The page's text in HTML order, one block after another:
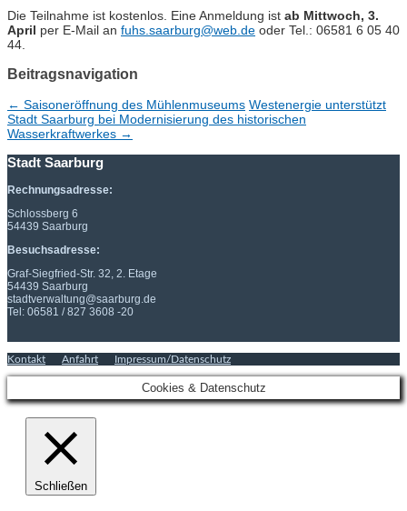
Die Teilnahme ist kostenlos. Eine Anmeldung ist ab Mittwoch, 3.
April per E-Mail an fuhs.saarburg@web.de oder Tel.: 06581 6 05 40
44.
Beitragsnavigation
← Saisoneröffnung des Mühlenmuseums Westenergie unterstützt
Stadt Saarburg bei Modernisierung des historischen
Wasserkraftwerkes →
Stadt Saarburg
Rechnungsadresse:
Schlossberg 6
54439 Saarburg
Besuchsadresse:
Graf-Siegfried-Str. 32, 2. Etage
54439 Saarburg
stadtverwaltung@saarburg.de
Tel: 06581 / 827 3608 -20
Kontakt Anfahrt Impressum/Datenschutz
Cookies & Datenschutz
Schließen